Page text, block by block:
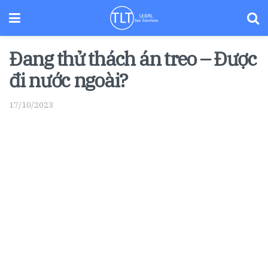
Đang thử thách án treo – Được
đi nước ngoài?
17/10/2023